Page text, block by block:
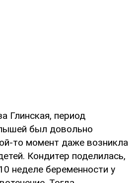
Глинская, период
был довольно
то момент даже возникла
Кондитер поделилась,
неделе беременности у